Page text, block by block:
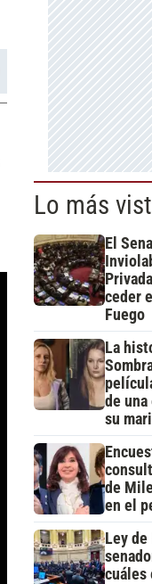
Lo más
El
ceder
Fuego
La
de una
su
de
en el
Ley de
cuáles